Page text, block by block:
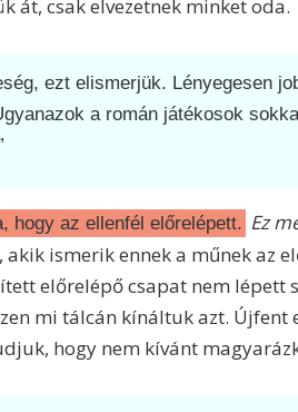
át, csak elvezetnek minket oda.
ezt elismerjük. Lényegesen
a román játékosok
hogy az ellenfél előrelépett. Ez
ismerik ennek a műnek az
előrelépő csapat nem lépett
mi tálcán kínáltuk azt.
hogy nem kívánt